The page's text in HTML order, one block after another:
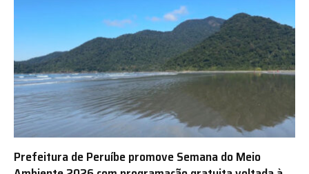
Prefeitura de Peruíbe promove Semana do Meio